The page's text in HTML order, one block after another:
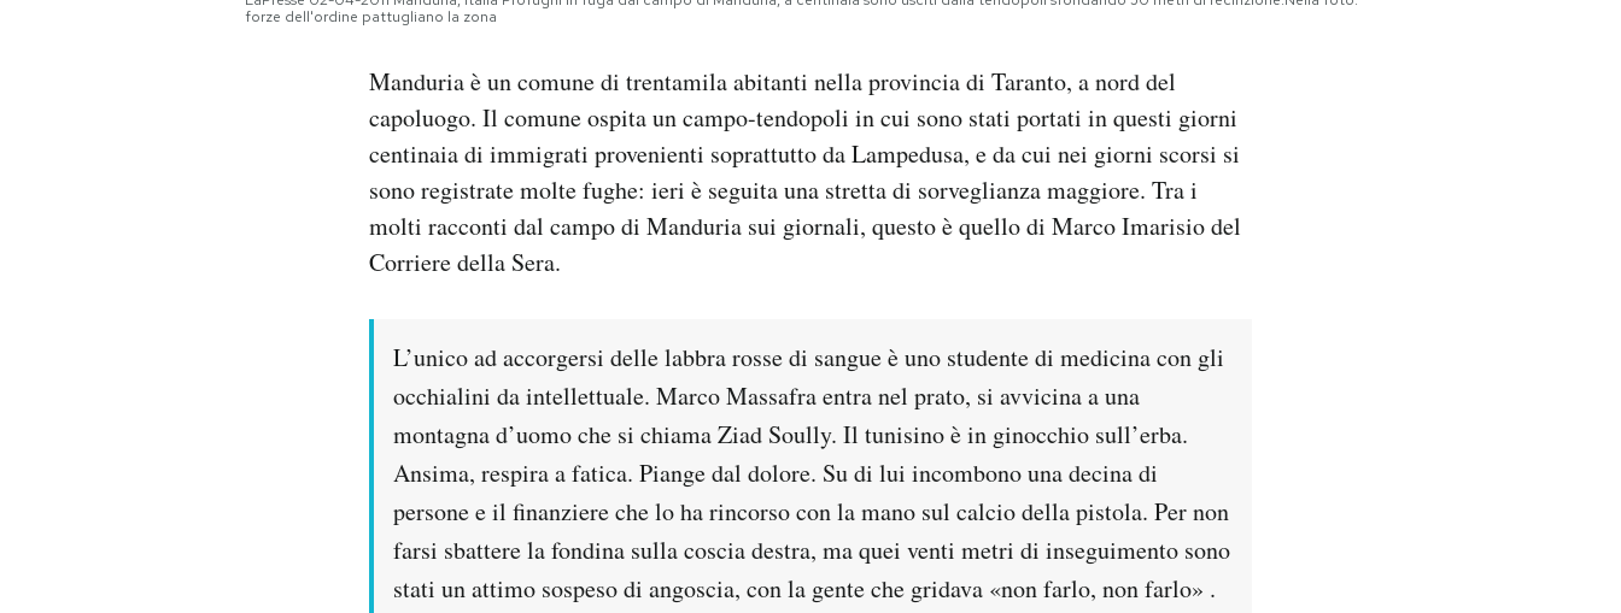
forze dell'ordine pattugliano la zona
Manduria è un comune di trentamila abitanti nella provincia di Taranto, a nord del
capoluogo. Il comune ospita un campo-tendopoli in cui sono stati portati in questi giorni
centinaia di immigrati provenienti soprattutto da Lampedusa, e da cui nei giorni scorsi si
sono registrate molte fughe: ieri è seguita una stretta di sorveglianza maggiore. Tra i
molti racconti dal campo di Manduria sui giornali, questo è quello di Marco Imarisio del
Corriere della Sera.
L’unico ad accorgersi delle labbra rosse di sangue è uno studente di medicina con gli
occhialini da intellettuale. Marco Massafra entra nel prato, si avvicina a una
montagna d’uomo che si chiama Ziad Soully. Il tunisino è in ginocchio sull’erba.
Ansima, respira a fatica. Piange dal dolore. Su di lui incombono una decina di
persone e il finanziere che lo ha rincorso con la mano sul calcio della pistola. Per non
farsi sbattere la fondina sulla coscia destra, ma quei venti metri di inseguimento sono
stati un attimo sospeso di angoscia, con la gente che gridava «non farlo, non farlo» .